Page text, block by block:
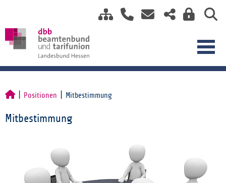
Positionen Mitbestimmung
Mitbestimmung